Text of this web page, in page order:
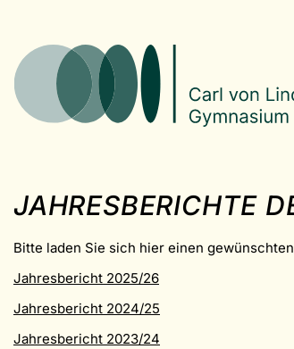
JAHRESBERICHTE
Bitte laden Sie sich hier einen
Jahresbericht 2025/26
Jahresbericht 2024/25
Jahresbericht 2023/24